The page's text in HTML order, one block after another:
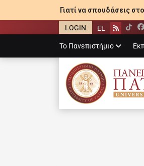
Γιατί να σπουδάσεις
LOGIN EL Rss
menu
Το Πανεπιστήμιο